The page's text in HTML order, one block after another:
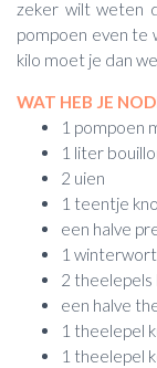
zeker wilt weten
pompoen even te
kilo moet je dan
WAT HEB JE
1 pompoen
1 liter
2 uien
1 teentje
een halve
1
2
een halve
1 theelepel
1 theelepel